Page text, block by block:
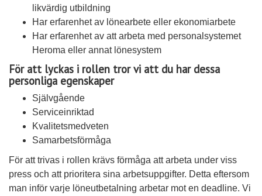
likvärdig utbildning
Har erfarenhet av lönearbete eller ekonomiarbete
Har erfarenhet av att arbeta med personalsystemet
Heroma eller annat lönesystem
För att lyckas i rollen tror vi att du har dessa
personliga egenskaper
Självgående
Serviceinriktad
Kvalitetsmedveten
Samarbetsförmåga
För att trivas i rollen krävs förmåga att arbeta under viss
press och att prioritera sina arbetsuppgifter. Detta eftersom
man inför varje löneutbetalning arbetar mot en deadline. Vi